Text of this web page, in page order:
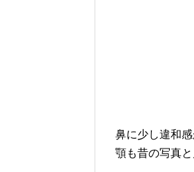
鼻に少し違和感
顎も昔の写真